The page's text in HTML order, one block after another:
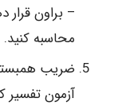
– براون
محاسبه کنید.
ضریب
آزمون تفسیر